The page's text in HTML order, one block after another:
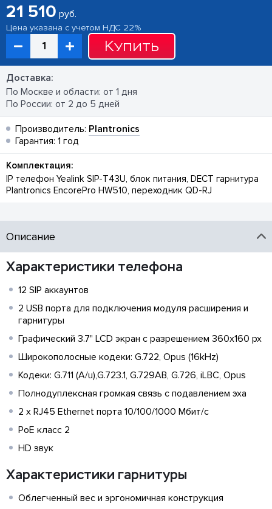
21 510 руб.
Цена указана с учетом НДС 22%
Купить
Доставка:
По Москве и области: от 1 дня
По России: от 2 до 5 дней
Производитель: Plantronics
Гарантия: 1 год
Комплектация:
IP телефон Yealink SIP-T43U, блок питания, DECT гарнитура
Plantronics EncorePro HW510, переходник QD-RJ
Описание
Характеристики телефона
12 SIP аккаунтов
2 USB порта для подключения модуля расширения и
гарнитуры
Графический 3.7" LCD экран с разрешением 360х160 px
Широкополосные кодеки: G.722, Opus (16kHz)
Кодеки: G.711 (A/u),G.723.1, G.729AB, G.726, iLBC, Opus
Полнодуплексная громкая связь с подавлением эха
2 х RJ45 Ethernet порта 10/100/1000 Мбит/с
PoE класс 2
HD звук
Характеристики гарнитуры
Облегченный вес и эргономичная конструкция